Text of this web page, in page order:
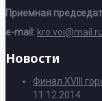
Приемная
e-mail: kro.voi@mail.ru
Новости
Финал XVIII
11.12.2014